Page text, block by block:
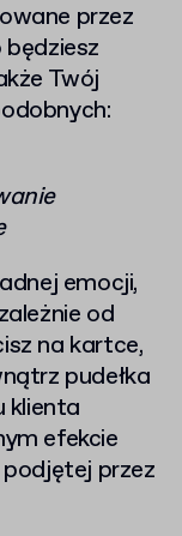
przez
Twój
emocji,
od
na kartce,
pudełka
klienta
efekcie
przez